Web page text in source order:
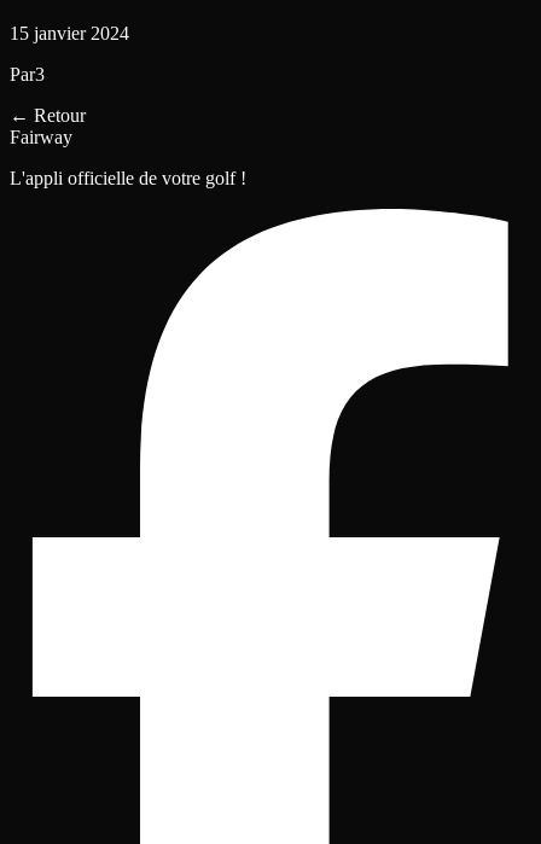
15 janvier 2024
Par3
← Retour
Fairway
L'appli officielle de votre golf !